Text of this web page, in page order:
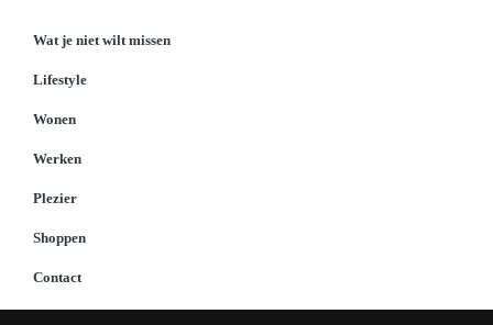
Wat je niet wilt missen
Lifestyle
Wonen
Werken
Plezier
Shoppen
Contact